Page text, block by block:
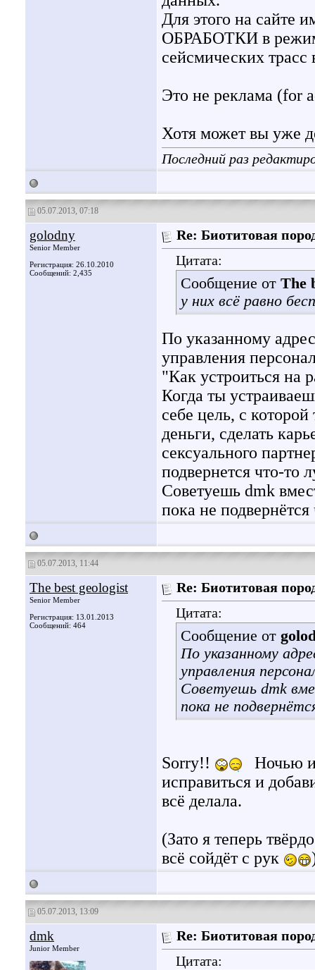
Для этого на сайте
ОБРАБОТКИ в
сейсмических
Это не реклама (for
Хотя может вы уже
Последний раз
05.07.2013, 07:18
golodny
Senior Member
Регистрация: 26.10.2010
Сообщений: 2,435
Re: Биотитовая
Цитата:
Сообщение от The
у них всё равно
По указанному
управления
"Как устроиться на
Когда ты
себе цель, с
деньги, сделать
сексуального
подвернется что-то
Советуешь dmk
пока не
05.07.2013, 11:44
The best geologist
Senior Member
Регистрация: 13.01.2013
Сообщений: 464
Re: Биотитовая
Цитата:
Сообщение от
По указанному
управления
Советуешь dmk
пока не
Sorry!!
Ночью
исправиться и
всё делала.
(Зато я теперь
всё сойдёт с рук
05.07.2013, 13:09
dmk
Junior Member
Re: Биотитовая
Цитата: